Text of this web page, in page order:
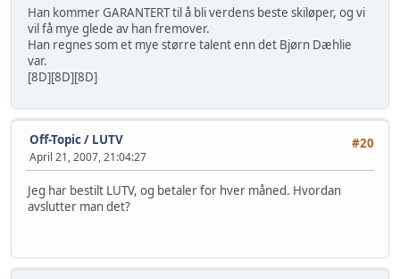
Han kommer GARANTERT til å bli verdens beste skiløper, og vi
vil få mye glede av han fremover.
Han regnes som et mye større talent enn det Bjørn Dæhlie
var.
[8D][8D][8D]
#20
Off-Topic/ LUTV
April 21, 2007, 21:04:27
Jeg har bestilt LUTV, og betaler for hver måned. Hvordan
avslutter man det?